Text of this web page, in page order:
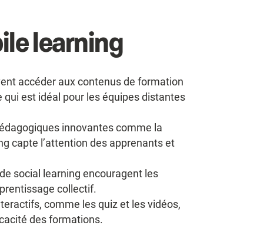
learning
accéder aux contenus de formation
qui est idéal pour les équipes distantes
innovantes comme la
capte l’attention des apprenants et
social learning encouragent les
collectif.
comme les quiz et les vidéos,
des formations.